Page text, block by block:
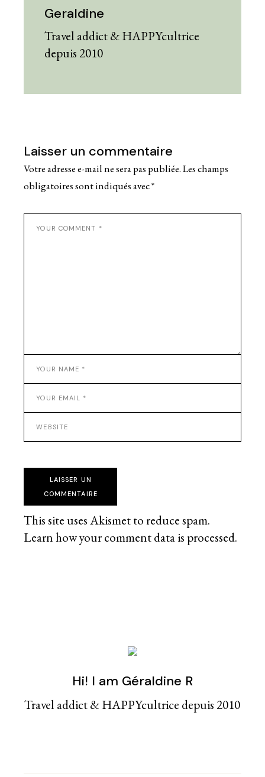
Geraldine
Travel addict & HAPPYcultrice
depuis 2010
Laisser un commentaire
Votre adresse e-mail ne sera pas publiée.Les champs
obligatoires sont indiqués avec*
LAISSER UN
COMMENTAIRE
This site uses Akismet to reduce spam.
Learn how your comment data is processed.
Hi! I am Géraldine R
Travel addict & HAPPYcultrice depuis 2010